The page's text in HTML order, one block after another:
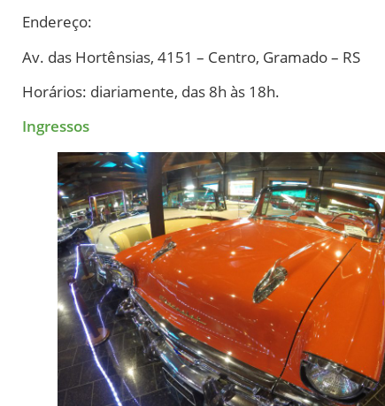
Endereço:
Av. das Hortênsias, 4151 – Centro, Gramado – RS
Horários: diariamente, das 8h às 18h.
Ingressos